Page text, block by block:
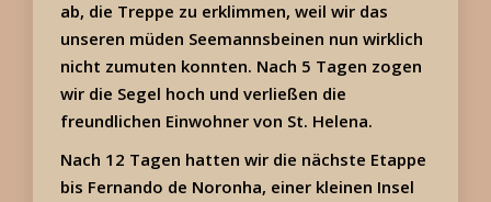
ab, die Treppe zu erklimmen, weil wir das
unseren müden Seemannsbeinen nun wirklich
nicht zumuten konnten. Nach 5 Tagen zogen
wir die Segel hoch und verließen die
freundlichen Einwohner von St. Helena.
Nach 12 Tagen hatten wir die nächste Etappe
bis Fernando de Noronha, einer kleinen Insel